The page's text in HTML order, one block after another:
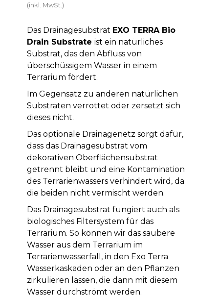
(inkl. MwSt.)
Das Drainagesubstrat EXO TERRA Bio
Drain Substrate ist ein natürliches
Substrat, das den Abfluss von
überschüssigem Wasser in einem
Terrarium fördert.
Im Gegensatz zu anderen natürlichen
Substraten verrottet oder zersetzt sich
dieses nicht.
Das optionale Drainagenetz sorgt dafür,
dass das Drainagesubstrat vom
dekorativen Oberflächensubstrat
getrennt bleibt und eine Kontamination
des Terrarienwassers verhindert wird, da
die beiden nicht vermischt werden.
Das Drainagesubstrat fungiert auch als
biologisches Filtersystem für das
Terrarium. So können wir das saubere
Wasser aus dem Terrarium im
Terrarienwasserfall, in den Exo Terra
Wasserkaskaden oder an den Pflanzen
zirkulieren lassen, die dann mit diesem
Wasser durchströmt werden.